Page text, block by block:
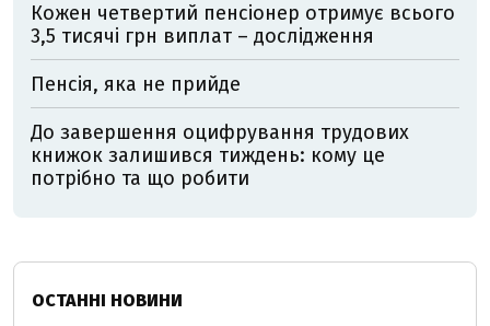
Кожен четвертий пенсіонер отримує всього
3,5 тисячі грн виплат – дослідження
Пенсія, яка не прийде
До завершення оцифрування трудових
книжок залишився тиждень: кому це
потрібно та що робити
ОСТАННІ НОВИНИ